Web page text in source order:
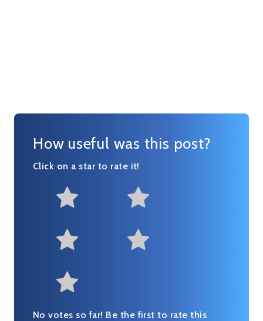
How useful was this post?
Click on a star to rate it!
Very useful
No votes so far! Be the first to rate this